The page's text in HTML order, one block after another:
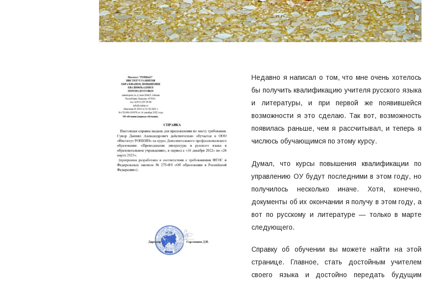
Недавно я написал о том, что мне очень хотелось
бы получить квалификацию учителя русского языка
и литературы, и при первой же появившейся
возможности я это сделаю. Так вот, возможность
появилась раньше, чем я рассчитывал, и теперь я
числюсь обучающимся по этому курсу.
Думал, что курсы повышения квалификации по
управлению ОУ будут последними в этом году, но
получилось несколько иначе. Хотя, конечно,
документы об их окончании я получу в этом году, а
вот по русскому и литературе — только в марте
следующего.
Справку об обучении вы можете найти на этой
странице. Главное, стать достойным учителем
своего языка и достойно передать будущим